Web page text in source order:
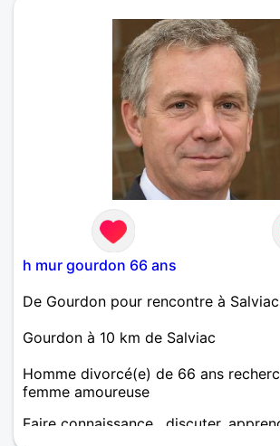
h mur gourdon 66 ans
De Gourdon pour rencontre à Salviac
Gourdon à 10 km de Salviac
Homme divorcé(e) de 66 ans
femme amoureuse
Faire connaissance , discuter,